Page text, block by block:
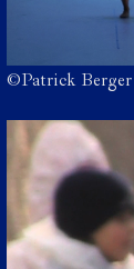
©Patrick Berger